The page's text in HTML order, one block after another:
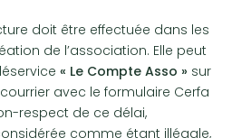
doit être effectuée dans les
de l’association. Elle peut
« Le Compte Asso » sur
avec le formulaire Cerfa
respect de ce délai,
comme étant illégale,